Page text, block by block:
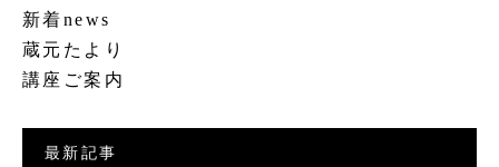
新着news
蔵元たより
講座ご案内
最新記事